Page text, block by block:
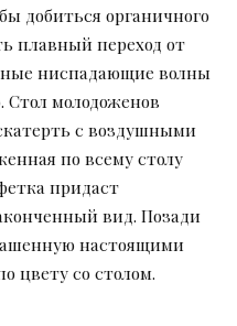
добиться органичного
плавный переход от
ниспадающие волны
молодоженов
с воздушными
по всему столу
придаст
вид. Позади
настоящими
цвету со столом.